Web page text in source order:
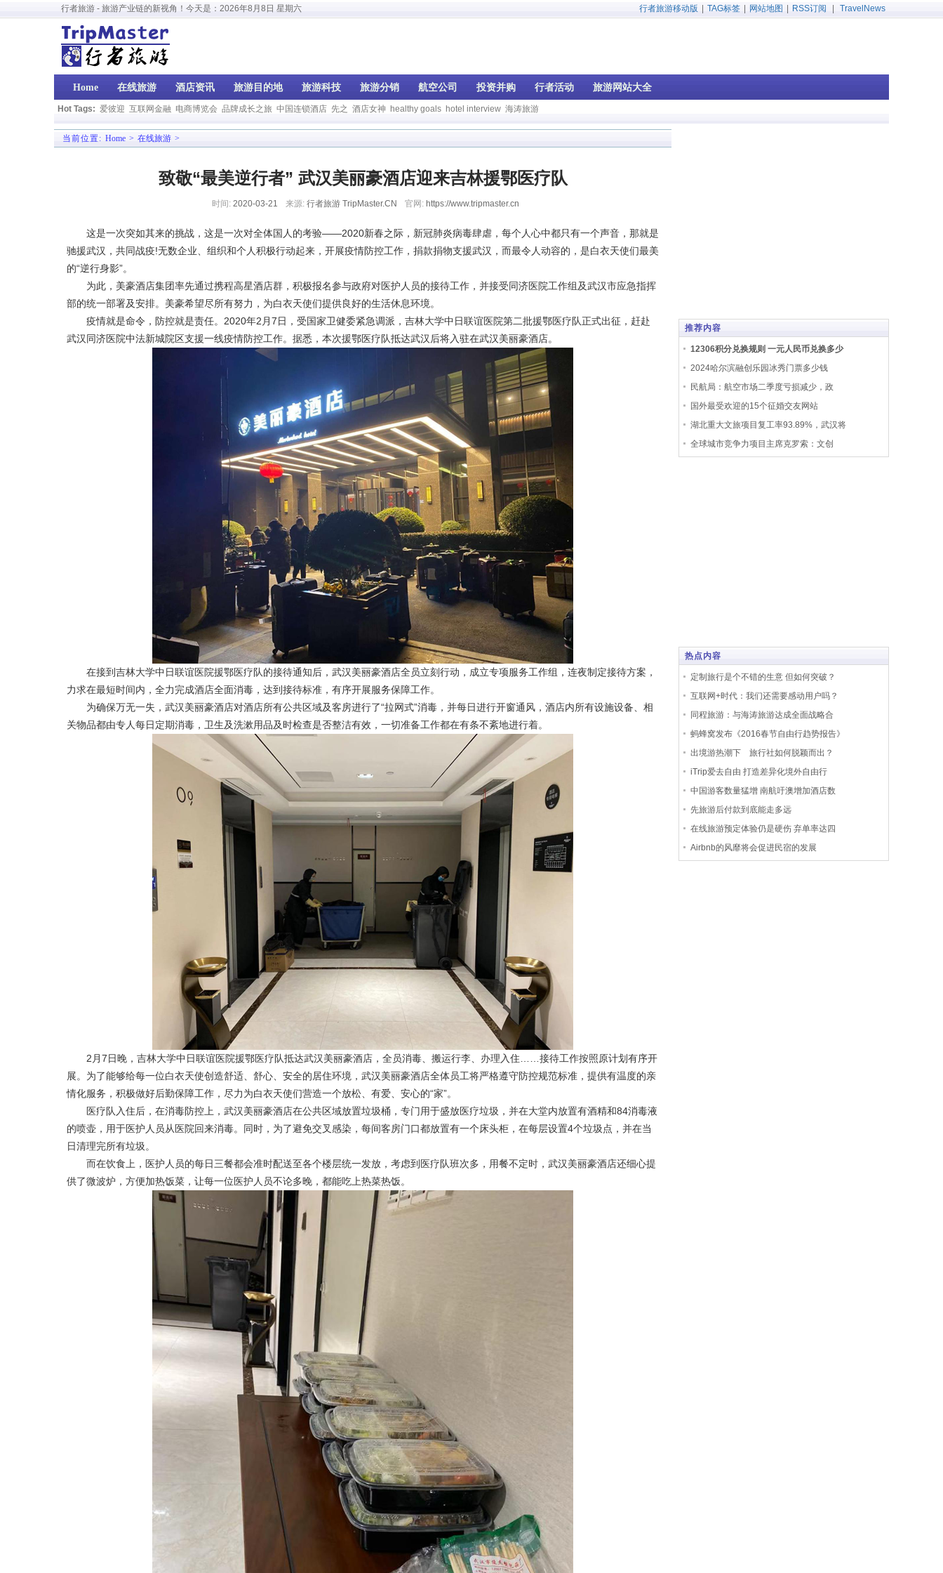
行者旅游 - 旅游产业链的新视角！今天是： 2026年8月8日 星期六 行者旅游移动版 TAG标签 网站地图 RSS订阅 TravelNews
Home 在线旅游 酒店资讯 旅游目的地 旅游科技 旅游分销 航空公司 投资并购 行者活动 旅游网站大全
Hot Tags: 爱彼迎 互联网金融 电商博览会 品牌成长之旅 中国连锁酒店 先之 酒店女神 healthy goals hotel interview 海涛旅游
当前位置: Home > 在线旅游 >
致敬“最美逆行者” 武汉美丽豪酒店迎来吉林援鄂医疗队
时间: 2020-03-21 来源: 行者旅游 TripMaster.CN 官网: https://www.tripmaster.cn
这是一次突如其来的挑战，这是一次对全体国人的考验——2020新春之际，新冠肺炎病毒肆虐，每个人心中都只有一个声音，那就是
驰援武汉，共同战疫!无数企业、组织和个人积极行动起来，开展疫情防控工作，捐款捐物支援武汉，而最令人动容的，是白衣天使们最美
的“逆行身影”。
为此，美豪酒店集团率先通过携程高星酒店群，积极报名参与政府对医护人员的接待工作，并接受同济医院工作组及武汉市应急指挥
部的统一部署及安排。美豪希望尽所有努力，为白衣天使们提供良好的生活休息环境。
疫情就是命令，防控就是责任。2020年2月7日，受国家卫健委紧急调派，吉林大学中日联谊医院第二批援鄂医疗队正式出征，赶赴
武汉同济医院中法新城院区支援一线疫情防控工作。据悉，本次援鄂医疗队抵达武汉后将入驻在武汉美丽豪酒店。
在接到吉林大学中日联谊医院援鄂医疗队的接待通知后，武汉美丽豪酒店全员立刻行动，成立专项服务工作组，连夜制定接待方案，
力求在最短时间内，全力完成酒店全面消毒，达到接待标准，有序开展服务保障工作。
为确保万无一失，武汉美丽豪酒店对酒店所有公共区域及客房进行了“拉网式”消毒，并每日进行开窗通风，酒店内所有设施设备、相
关物品都由专人每日定期消毒，卫生及洗漱用品及时检查是否整洁有效，一切准备工作都在有条不紊地进行着。
2月7日晚，吉林大学中日联谊医院援鄂医疗队抵达武汉美丽豪酒店，全员消毒、搬运行李、办理入住……接待工作按照原计划有序开
展。为了能够给每一位白衣天使创造舒适、舒心、安全的居住环境，武汉美丽豪酒店全体员工将严格遵守防控规范标准，提供有温度的亲
情化服务，积极做好后勤保障工作，尽力为白衣天使们营造一个放松、有爱、安心的“家”。
医疗队入住后，在消毒防控上，武汉美丽豪酒店在公共区域放置垃圾桶，专门用于盛放医疗垃圾，并在大堂内放置有酒精和84消毒液
的喷壶，用于医护人员从医院回来消毒。同时，为了避免交叉感染，每间客房门口都放置有一个床头柜，在每层设置4个垃圾点，并在当
日清理完所有垃圾。
而在饮食上，医护人员的每日三餐都会准时配送至各个楼层统一发放，考虑到医疗队班次多，用餐不定时，武汉美丽豪酒店还细心提
供了微波炉，方便加热饭菜，让每一位医护人员不论多晚，都能吃上热菜热饭。
推荐内容
12306积分兑换规则 一元人民币兑换多少
2024哈尔滨融创乐园冰秀门票多少钱
民航局：航空市场二季度亏损减少，政
国外最受欢迎的15个征婚交友网站
湖北重大文旅项目复工率93.89%，武汉将
全球城市竞争力项目主席克罗索：文创
热点内容
定制旅行是个不错的生意 但如何突破？
互联网+时代：我们还需要感动用户吗？
同程旅游：与海涛旅游达成全面战略合
蚂蜂窝发布《2016春节自由行趋势报告》
出境游热潮下 旅行社如何脱颖而出？
iTrip爱去自由 打造差异化境外自由行
中国游客数量猛增 南航吁澳增加酒店数
先旅游后付款到底能走多远
在线旅游预定体验仍是硬伤 弃单率达四
Airbnb的风靡将会促进民宿的发展